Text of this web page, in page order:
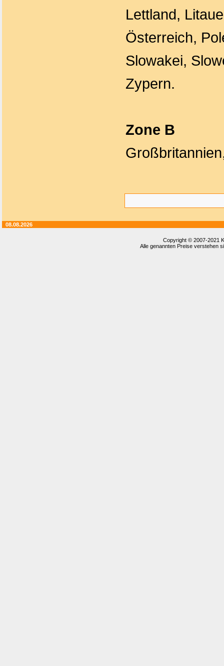
Lettland,
Österreich,
Slowakei,
Zypern.
Zone B
08.08.2026
Copyright © 2007-2021
Alle genannten Preise verstehen